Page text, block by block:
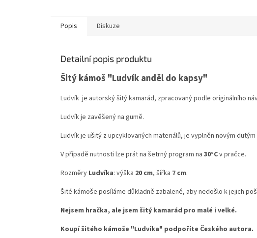
Popis Diskuze
Detailní popis produktu
Šitý kámoš "Ludvík anděl do kapsy"
Ludvík je autorský šitý kamarád, zpracovaný podle originálního
Ludvík je zavěšený na gumě.
Ludvík je ušitý z upcyklovaných materiálů, je vyplněn novým dutým
V případě nutnosti lze prát na šetrný program na 30°Cv pračce.
Rozměry Ludvíka: výška 20 cm, šířka 7 cm.
Šité kámoše posíláme důkladně zabalené, aby nedošlo k jejich
Nejsem hračka, ale jsem šitý kamarád pro malé i velké.
Koupí šitého kámoše "Ludvíka" podpoříte Českého autora.